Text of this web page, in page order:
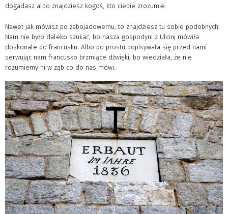
dogadasz albo znajdziesz kogoś, kto ciebie zrozumie.
Nawet jak mówisz po żabojadowemu, to znajdziesz tu sobie podobnych.
Nam nie było daleko szukać, bo nasza gospodyni z Ulcinj mówiła
doskonale po francusku. Albo po prostu popisywała się przed nami
serwując nam francusko brzmiące dźwięki, bo wiedziała, że nie
rozumiemy ni w ząb co do nas mówi.